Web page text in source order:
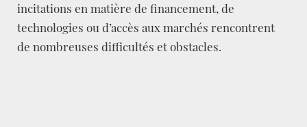
incitations en matière de financement, de
technologies ou d’accès aux marchés rencontrent
de nombreuses difficultés et obstacles.